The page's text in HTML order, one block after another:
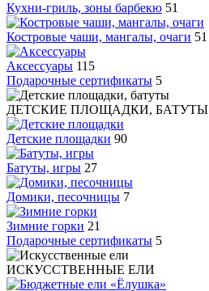
Кухни-гриль, зоны барбекю 51
Костровые чаши, мангалы, очаги 51
Аксессуары 115
Подарочные сертификаты 5
ДЕТСКИЕ ПЛОЩАДКИ, БАТУТЫ
Детские площадки 90
Батуты, игры 27
Домики, песочницы 7
Зимние горки 21
Подарочные сертификаты 5
ИСКУССТВЕННЫЕ ЕЛИ